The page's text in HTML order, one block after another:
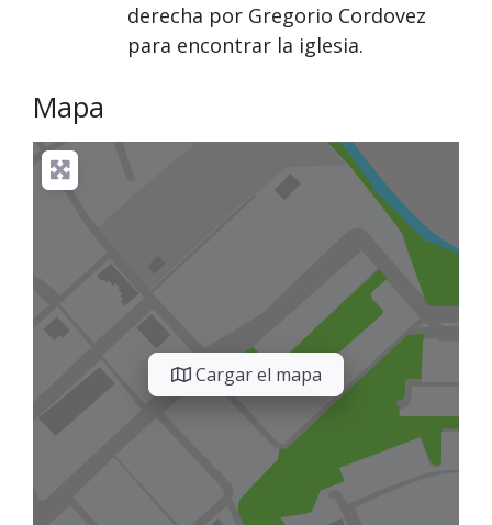
derecha por Gregorio Cordovez
para encontrar la iglesia.
Mapa
Cargar el mapa